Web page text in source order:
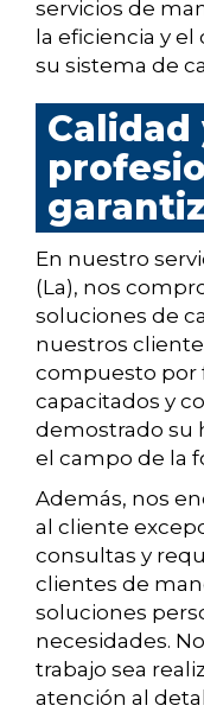
servicios de
la eficiencia y
su sistema de
Calidad
En nuestro
(La), nos
soluciones de
nuestros
compuesto por
capacitados y
demostrado su
el campo de la
Además, nos
al cliente
consultas y
clientes de
soluciones
necesidades.
trabajo sea
atención al